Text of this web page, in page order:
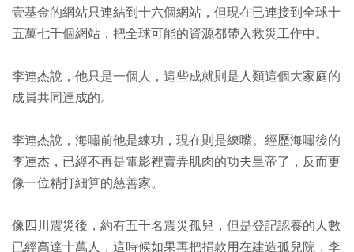
壹基金的網站只連結到十六個網站，但現在已連接到全球十
五萬七千個網站，把全球可能的資源都帶入救災工作中。
李連杰說，他只是一個人，這些成就則是人類這個大家庭的
成員共同達成的。
李連杰說，海嘯前他是練功，現在則是練嘴。經歷海嘯後的
李連杰，已經不再是電影裡賣弄肌肉的功夫皇帝了，反而更
像一位精打細算的慈善家。
像四川震災後，約有五千名震災孤兒，但是登記認養的人數
已經高達十萬人，這時候如果再把捐款用在建造孤兒院，李